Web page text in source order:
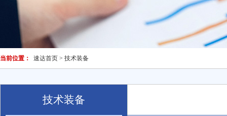
当前位置： 速达首页 > 技术装备
技术装备